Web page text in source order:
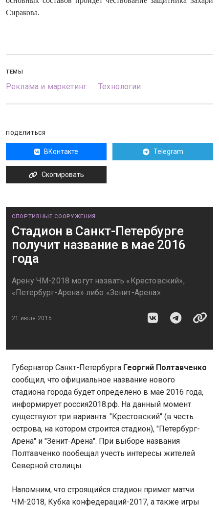
Сиракова.
ТЕМЫ
Реклама и маркетинг Технологии
ПОДЕЛИТЬСЯ
ВКонтакте Telegram
Скопировать
СПОРТИВНЫЕ СООРУЖЕНИЯ
Стадион в Санкт-Петербурге
получит название в мае 2016
года
Арену ЧМ-2018 могут назвать «Крестовский»,
«Петербург-Арена» либо «Зенит-Арена»
21 июля 2015
Губернатор Санкт-Петербурга Георгий Полтавченко
сообщил, что официальное название нового
стадиона города будет определено в мае 2016 года,
информирует россия2018.рф. На данный момент
существуют три варианта: "Крестовский" (в честь
острова, на котором строится стадион), "Петербург-
Арена" и "Зенит-Арена". При выборе названия
Полтавченко пообещал учесть интересы жителей
Северной столицы.
Напомним, что строящийся стадион примет матчи
ЧМ-2018, Кубка конфедераций-2017, а также игры